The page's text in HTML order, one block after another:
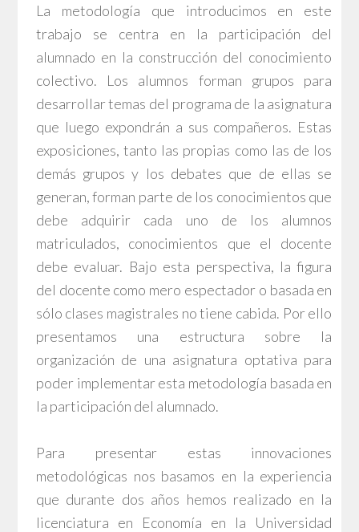
La metodología que introducimos en este
trabajo se centra en la participación del
alumnado en la construcción del conocimiento
colectivo. Los alumnos forman grupos para
desarrollar temas del programa de la asignatura
que luego expondrán a sus compañeros. Estas
exposiciones, tanto las propias como las de los
demás grupos y los debates que de ellas se
generan, forman parte de los conocimientos que
debe adquirir cada uno de los alumnos
matriculados, conocimientos que el docente
debe evaluar. Bajo esta perspectiva, la figura
del docente como mero espectador o basada en
sólo clases magistrales no tiene cabida. Por ello
presentamos una estructura sobre la
organización de una asignatura optativa para
poder implementar esta metodología basada en
la participación del alumnado.
Para presentar estas innovaciones
metodológicas nos basamos en la experiencia
que durante dos años hemos realizado en la
licenciatura en Economía en la Universidad